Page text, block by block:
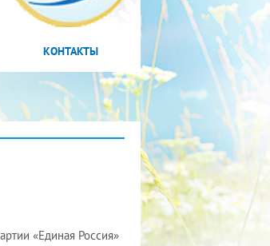
КОНТАКТЫ
«Единая Россия»